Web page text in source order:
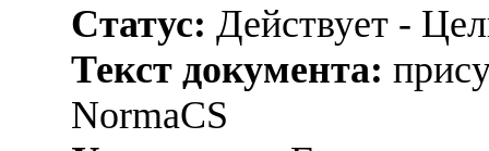
Статус: Действует -
Текст документа:
NormaCS